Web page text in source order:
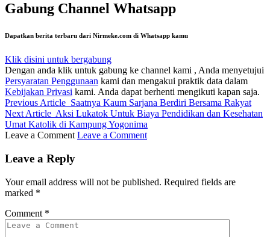
Gabung Channel Whatsapp
Dapatkan berita terbaru dari Nirmeke.com di Whatsapp kamu
Klik disini untuk bergabung
Dengan anda klik untuk gabung ke channel kami , Anda menyetujui
Persyaratan Penggunaan kami dan mengakui praktik data dalam
Kebijakan Privasi kami. Anda dapat berhenti mengikuti kapan saja.
Previous Article Saatnya Kaum Sarjana Berdiri Bersama Rakyat
Next Article Aksi Lukatok Untuk Biaya Pendidikan dan Kesehatan
Umat Katolik di Kampung Yogonima
Leave a Comment Leave a Comment
Leave a Reply
Your email address will not be published. Required fields are
marked *
Comment *